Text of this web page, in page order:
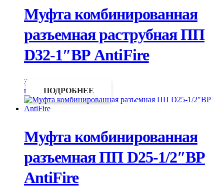
Муфта комбинированная
разъемная раструбная ПП
D32-1″ВР AntiFire
Запросить
цену
ПОДРОБНЕЕ
Муфта комбинированная
разъемная ПП D25-1/2″ВР
AntiFire